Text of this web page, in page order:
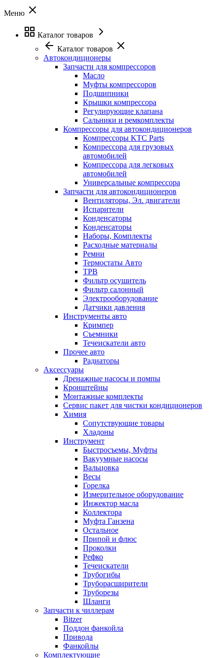
Меню
Каталог товаров
Каталог товаров
Автокондиционеры
Запчасти для компрессоров
Масло
Муфты компрессоров
Подшипники
Крышки компрессора
Регулирующие клапана
Сальники и ремкомплекты
Компрессоры для автокондиционеров
Компрессоры KTC Parts
Компрессора для грузовых
автомобилей
Компрессора для легковых
автомобилей
Универсальные компрессора
Запчасти для автокондиционеров
Вентиляторы, Эл. двигатели
Испарители
Конденсаторы
Конденсаторы
Наборы, Комплекты
Расходные материалы
Ремни
Термостаты Авто
ТРВ
Фильтр осушитель
Фильтр салонный
Электрооборудование
Датчики давления
Инструменты авто
Кримпер
Съемники
Течеискатели авто
Прочее авто
Радиаторы
Аксессуары
Дренажные насосы и помпы
Кронштейны
Монтажные комплекты
Сервис пакет для чистки кондиционеров
Химия
Сопутствующие товары
Хладоны
Инструмент
Быстросъемы, Муфты
Вакуумные насосы
Вальцовка
Весы
Горелка
Измерительное оборудование
Инжектор масла
Коллектора
Муфта Ганзена
Остальное
Припой и флюс
Проколки
Рефко
Течеискатели
Трубогибы
Труборасширители
Труборезы
Шланги
Запчасти к чиллерам
Bitzer
Поддон фанкойла
Привода
Фанкойлы
Комплектующие